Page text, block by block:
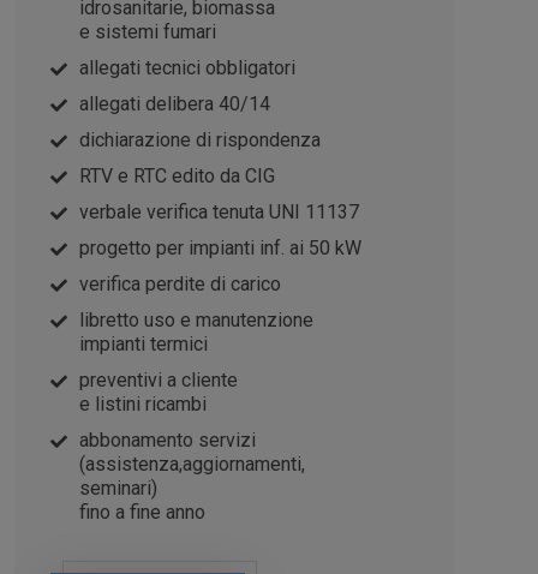
idrosanitarie, biomassa
e sistemi fumari
allegati tecnici obbligatori
allegati delibera 40/14
dichiarazione di rispondenza
RTV e RTC edito da CIG
verbale verifica tenuta UNI 11137
progetto per impianti inf. ai 50 kW
verifica perdite di carico
libretto uso e manutenzione
impianti termici
preventivi a cliente
e listini ricambi
abbonamento servizi
(assistenza,aggiornamenti,
seminari)
fino a fine anno